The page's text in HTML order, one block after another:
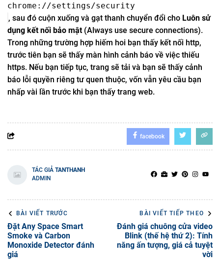
chrome://settings/security
, sau đó cuộn xuống và gạt thanh chuyển đổi cho Luôn sử
dụng kết nối bảo mật(Always use secure connections).
Trong những trường hợp hiếm hoi bạn thấy kết nối http,
trước tiên bạn sẽ thấy màn hình cảnh báo về việc thiếu
https. Nếu bạn tiếp tục, trang sẽ tải và bạn sẽ thấy cảnh
báo lỗi quyền riêng tư quen thuộc, vốn vẫn yêu cầu bạn
nhấp vài lần trước khi bạn thấy trang web.
facebook
TÁC GIẢ TANTHANH
ADMIN
BÀI VIẾT TRƯỚC
Đặt Any Space Smart
Smoke và Carbon
Monoxide Detector đánh
giá
BÀI VIẾT TIẾP THEO
Đánh giá chuông cửa video
Blink (thế hệ thứ 2): Tính
năng ấn tượng, giá cả tuyệt
vời